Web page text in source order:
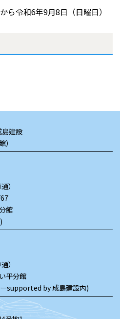
ら令和6年9月8日（日曜日）
建設
）
館
）
平分館
supported by 成島建設内)